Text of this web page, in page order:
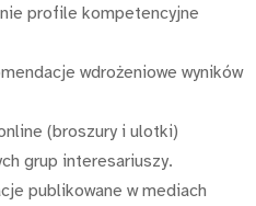
profile kompetencyjne
wdrożeniowe wyników
(broszury i ulotki)
grup interesariuszy.
publikowane w mediach